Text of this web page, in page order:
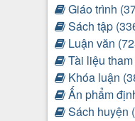
Giáo trình
Sách tập
Luận văn
Tài liệu
Khóa luận
Ấn phẩm
Sách huyện